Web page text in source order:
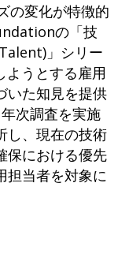
の変化が特徴的
の「技
」シリー
ようとする雇用
いた知見を提供
次調査を実施
し、現在の技術
保における優先
担当者を対象に